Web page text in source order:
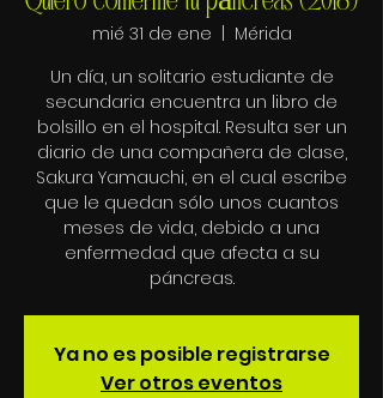
mié 31 de ene
Mérida
Un día, un solitario estudiante de
secundaria encuentra un libro de
bolsillo en el hospital. Resulta ser un
diario de una compañera de clase,
Sakura Yamauchi, en el cual escribe
que le quedan sólo unos cuantos
meses de vida, debido a una
enfermedad que afecta a su
páncreas.
Ya no es posible registrarse
Ver otros eventos